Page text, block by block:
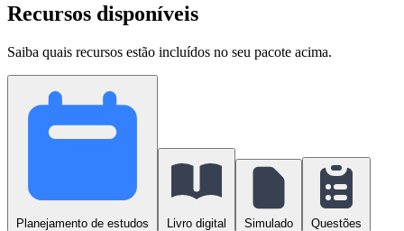
Recursos disponíveis
Saiba quais recursos estão incluídos no seu pacote acima.
Planejamento de estudos Livro digital Simulado Questões